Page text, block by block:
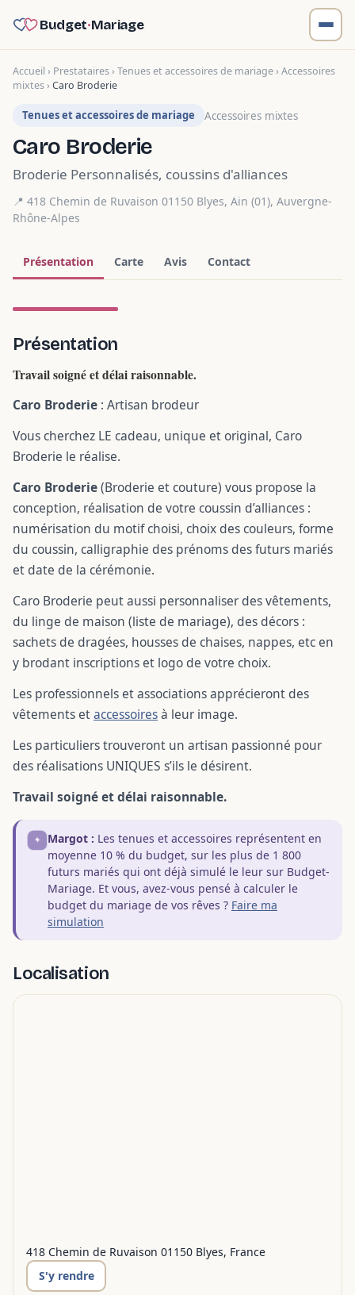
Budget·Mariage
Accueil › Prestataires› Tenues et accessoires de mariage› Accessoires
mixtes› Caro Broderie
Tenues et accessoires de mariage Accessoires mixtes
Caro Broderie
Broderie Personnalisés, coussins d'alliances
📍 418 Chemin de Ruvaison 01150 Blyes, Ain (01), Auvergne-
Rhône-Alpes
Présentation Carte Avis Contact
1 photo
Présentation
Travail soigné et délai raisonnable.
Caro Broderie : Artisan brodeur
Vous cherchez LE cadeau, unique et original, Caro
Broderie le réalise.
Caro Broderie(Broderie et couture) vous propose la
conception, réalisation de votre coussin d’alliances :
numérisation du motif choisi, choix des couleurs, forme
du coussin, calligraphie des prénoms des futurs mariés
et date de la cérémonie.
Caro Broderie peut aussi personnaliser des vêtements,
du linge de maison (liste de mariage), des décors :
sachets de dragées, housses de chaises, nappes, etc en
y brodant inscriptions et logo de votre choix.
Les professionnels et associations apprécieront des
vêtements etaccessoiresà leur image.
Les particuliers trouveront un artisan passionné pour
des réalisations UNIQUES s’ils le désirent.
Travail soigné et délai raisonnable.
Margot : Les tenues et accessoires représentent en
moyenne 10 % du budget, sur les plus de 1 800
futurs mariés qui ont déjà simulé le leur sur Budget-
Mariage. Et vous, avez-vous pensé à calculer le
budget du mariage de vos rêves ? Faire ma
simulation
Localisation
418 Chemin de Ruvaison 01150 Blyes, France
S'y rendre